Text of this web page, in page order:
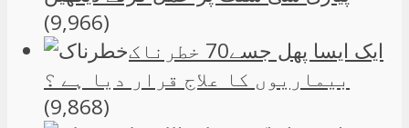
(9,966)
ایک ایسا پھل جسے70 خطرناک
بیماریوں کا علاج قرار دیا ہے ؟
(9,868)